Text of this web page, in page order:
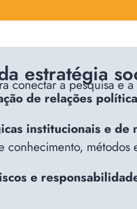
estratégia
conectar a pesquisa e
de relações
institucionais e de
conhecimento, métodos
e